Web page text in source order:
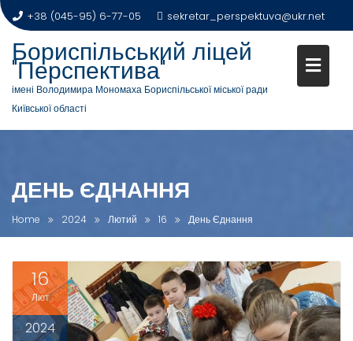
+38 (045-95) 6-77-05 sekretar_perspektuva@ukr.net
Бориспільський ліцей
"Перспектива"
імені Володимира Мономаха Бориспільської міської ради
Київської області
ДЕНЬ ЄДНАННЯ
Home 2024 Лютий 16 День Єднання
16
Лют
2024